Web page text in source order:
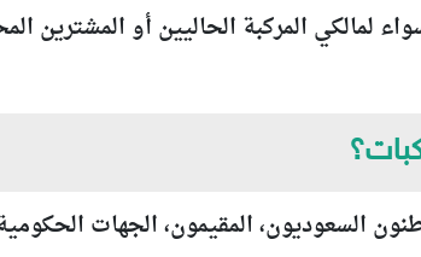
لمالكي المركبة الحاليين أو المشترين
السعوديون، المقيمون، الجهات